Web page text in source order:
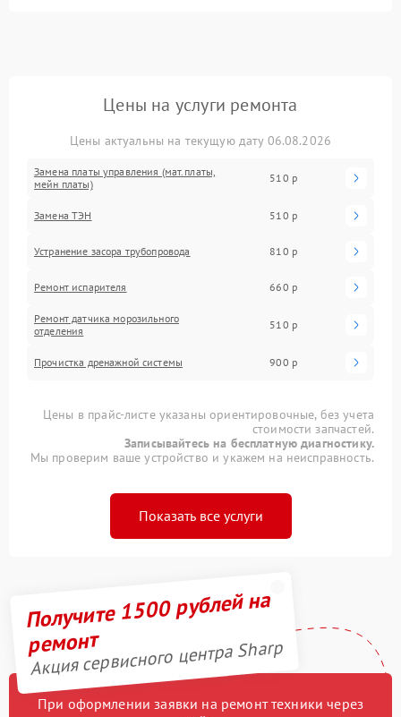
Цены на услуги ремонта
Цены актуальны на текущую дату 06.08.2026
Замена платы управления (мат.платы,
мейн платы)
510 р
Замена ТЭН 510 р
Устранение засора трубопровода 810 р
Ремонт испарителя 660 р
Ремонт датчика морозильного
отделения
510 р
Прочистка дренажной системы 900 р
Цены в прайс-листе указаны ориентировочные, без учета
стоимости запчастей.
Записывайтесь на бесплатную диагностику.
Мы проверим ваше устройство и укажем на неисправность.
Показать все услуги
Получите 1500 рублей на
ремонт
Акция сервисного центра Sharp
При оформлении заявки на ремонт техники через